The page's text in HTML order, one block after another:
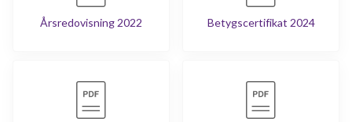
Årsredovisning 2022 Betygscertifikat 2024